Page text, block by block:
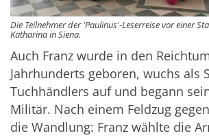
Die Teilnehmer der 'Paulinus'-Leserreise vor einer
Katharina in Siena.
Auch Franz wurde in den
Jahrhunderts geboren, wuchs als
Tuchhändlers auf und begann
Militär. Nach einem Feldzug
die Wandlung: Franz wählte die